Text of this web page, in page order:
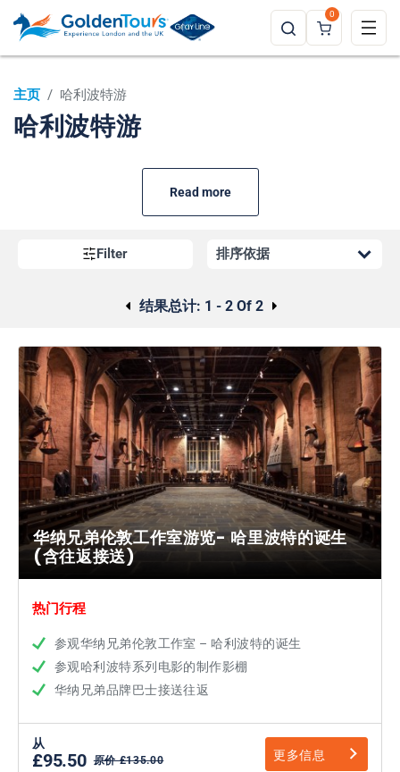
0
主页 / 哈利波特游
哈利波特游
Read more
Filter
结果总计: 1 - 2 Of 2
华纳兄弟伦敦工作室游览- 哈里波特的诞生
(含往返接送)
热门行程
参观华纳兄弟伦敦工作室 – 哈利波特的诞生
参观哈利波特系列电影的制作影棚
华纳兄弟品牌巴士接送往返
从
£95.50 原价 £135.00 更多信息